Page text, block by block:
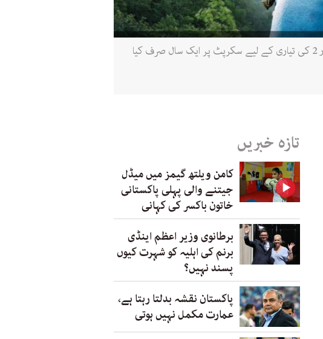
ہالی وڈ فلم ساز جیمز کیمرون کہتے ہیں کہ 2009 میں فلم ایوٹار کی کامیابی کے بعد انہوں نے ایواٹار 2 کی تیاری کے لیے سکرپٹ پر ایک سال صرف کیا
تازہ خبریں
کامن ویلتھ گیمز میں میڈل
جیتنے والی پہلی پاکستانی
خاتون باکسر کی کہانی
برطانوی وزیر اعظم اینڈی
برنم کی اہلیہ کو شہرت کیوں
پسند نہیں؟
پاکستان نقشہ بدلتا رہتا ہے،
عمارت مکمل نہیں ہوتی